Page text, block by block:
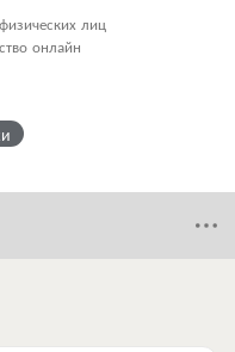
лиц
онлайн